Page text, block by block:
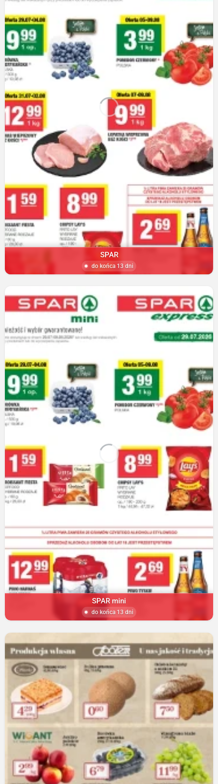
SPAR
do końca 13 dni
SPAR mini
do końca 13 dni